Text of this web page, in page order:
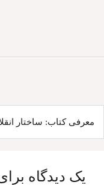
راهبری
نوشته
معرفی کتاب: ساختار
یک دیدگاه